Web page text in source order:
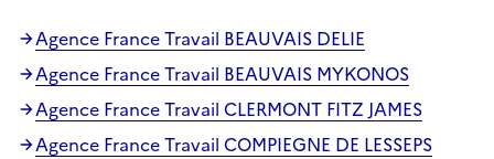
Agence France Travail BEAUVAIS DELIE
Agence France Travail BEAUVAIS MYKONOS
Agence France Travail CLERMONT FITZ JAMES
Agence France Travail COMPIEGNE DE LESSEPS